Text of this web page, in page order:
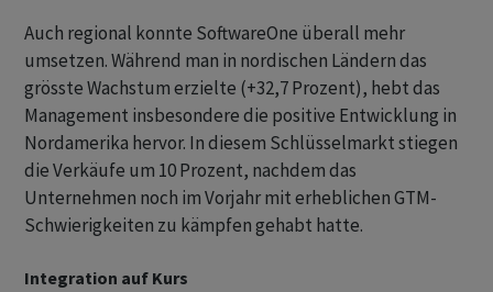
Auch regional konnte SoftwareOne überall mehr
umsetzen. Während man in nordischen Ländern das
grösste Wachstum erzielte (+32,7 Prozent), hebt das
Management insbesondere die positive Entwicklung in
Nordamerika hervor. In diesem Schlüsselmarkt stiegen
die Verkäufe um 10 Prozent, nachdem das
Unternehmen noch im Vorjahr mit erheblichen GTM-
Schwierigkeiten zu kämpfen gehabt hatte.
Integration auf Kurs